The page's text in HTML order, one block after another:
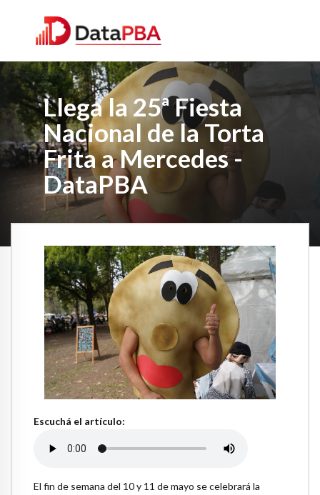
Llega la 25ª Fiesta
Nacional de la Torta
Frita a Mercedes -
DataPBA
Escuchá el artículo:
El fin de semana del 10 y 11 de mayo se celebrará la